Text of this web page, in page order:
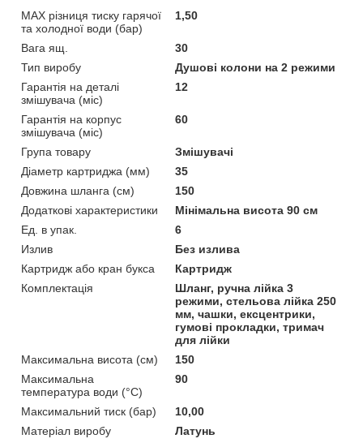
MAX різниця тиску гарячої
та холодної води (бар)
1,50
Вага ящ.
30
Тип виробу
Душові колони на 2 режими
Гарантія на деталі
змішувача (міс)
12
Гарантія на корпус
змішувача (міс)
60
Група товару
Змішувачі
Діаметр картриджа (мм)
35
Довжина шланга (см)
150
Додаткові характеристики
Мінімальна висота 90 см
Ед. в упак.
6
Излив
Без излива
Картридж або кран букса
Картридж
Комплектація
Шланг, ручна лійка 3
режими, стельова лійка 250
мм, чашки, ексцентрики,
гумові прокладки, тримач
для лійки
Максимальна висота (см)
150
Максимальна
температура води (°C)
90
Максимальний тиск (бар)
10,00
Матеріал виробу
Латунь